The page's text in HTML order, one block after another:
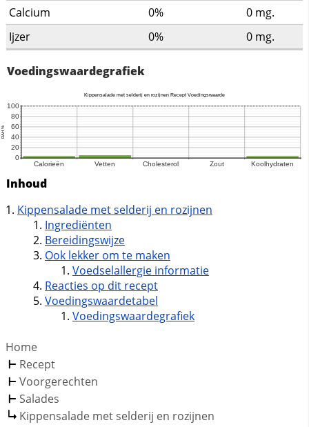
Calcium 0% 0 mg.
Ijzer
0% 0 mg.
Voedingswaardegrafiek
Inhoud
Kippensalade met selderij en rozijnen
Ingrediënten
Bereidingswijze
Ook lekker om te maken
Voedselallergie informatie
Reacties op dit recept
Voedingswaardetabel
Voedingswaardegrafiek
Home
Recept
Voorgerechten
Salades
Kippensalade met selderij en rozijnen